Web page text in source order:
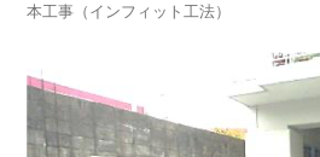
本⼯事（インフィット⼯法）